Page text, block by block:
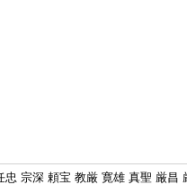
宗深 頼宝 教厳 寛雄 真聖 厳昌